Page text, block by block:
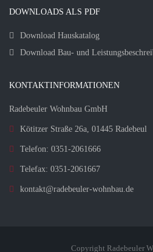
DOWNLOADS ALS PDF
Download Hauskatalog
Download Bau- und
KONTAKTINFORMATIONEN
Radebeuler Wohnbau GmbH
Kötitzer Straße 26a, 01445 Radebeul
Telefon: 0351-2061666
Telefax: 0351-2061667
kontakt@radebeuler-wohnbau.de
Copyright Radebeuler